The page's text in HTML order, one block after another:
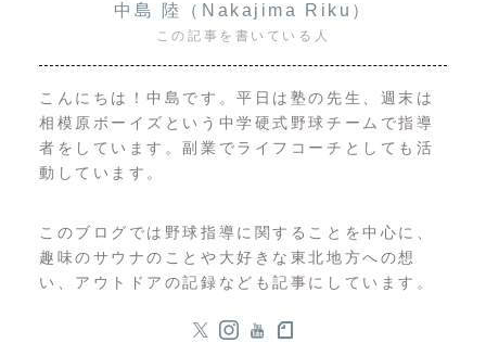
中島 陸（Nakajima Riku）
この記事を書いている人
こんにちは！中島です。平日は塾の先生、週末は
相模原ボーイズという中学硬式野球チームで指導
者をしています。副業でライフコーチとしても活
動しています。
このブログでは野球指導に関することを中心に、
趣味のサウナのことや大好きな東北地方への想
い、アウトドアの記録なども記事にしています。